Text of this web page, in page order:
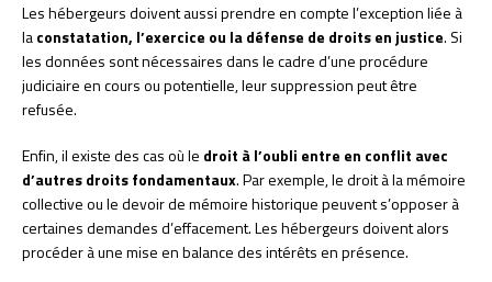
Les hébergeurs doivent aussi prendre en compte l’exception liée à
laconstatation, l’exercice ou la défense de droits en justice. Si
les données sont nécessaires dans le cadre d’une procédure
judiciaire en cours ou potentielle, leur suppression peut être
refusée.
Enfin, il existe des cas où le droit à l’oubli entre en conflit avec
d’autres droits fondamentaux. Par exemple, le droit à la mémoire
collective ou le devoir de mémoire historique peuvent s’opposer à
certaines demandes d’effacement. Les hébergeurs doivent alors
procéder à une mise en balance des intérêts en présence.